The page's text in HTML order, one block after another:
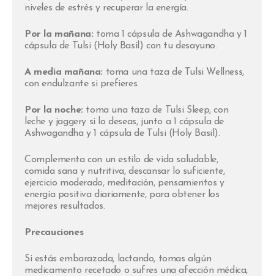
niveles de estrés y recuperar la energía.
Por la mañana: toma 1 cápsula de Ashwagandha y 1
cápsula de Tulsi (Holy Basil) con tu desayuno.
A media mañana: toma una taza de Tulsi Wellness,
con endulzante si prefieres.
Por la noche: toma una taza de Tulsi Sleep, con
leche y jaggery si lo deseas, junto a 1 cápsula de
Ashwagandha y 1 cápsula de Tulsi (Holy Basil).
Complementa con un estilo de vida saludable,
comida sana y nutritiva, descansar lo suficiente,
ejercicio moderado, meditación, pensamientos y
energía positiva diariamente, para obtener los
mejores resultados.
Precauciones
Si estás embarazada, lactando, tomas algún
medicamento recetado o sufres una afección médica,